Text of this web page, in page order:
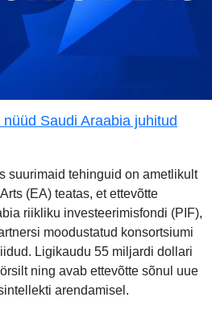
Saudi Araabia juhitud
suurimaid tehinguid on ametlikult
(EA) teatas, et ettevõtte
riikliku investeerimisfondi (PIF),
moodustatud konsortsiumi
Ligikaudu 55 miljardi dollari
ning avab ettevõtte sõnul uue
arendamisel.